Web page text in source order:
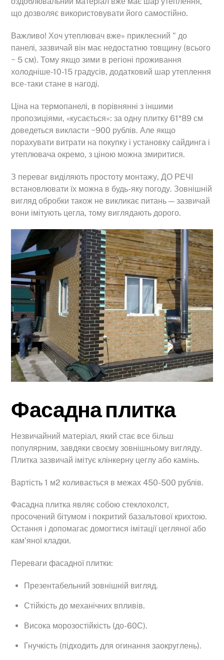
що дозволяє використовувати його самостійно.
Важливо! Хоч утеплювач вже» приклеєний ” до
панелі, зазвичай він має недостатню товщину (всього
~ 5 см). Тому якщо зими в регіоні проживання
холодніше-10-15 градусів, додатковий шар утеплення
все-таки стане в нагоді.
Ціна на термопанелі, в порівнянні з іншими
пропозиціями, «кусається»: за одну плитку 61*89 см
доведеться викласти ~900 рублів. Але якщо
порахувати витрати на покупку і установку сайдинга і
утеплювача окремо, з ціною можна змиритися.
З переваг виділяють простоту монтажу, ДО РЕЧІ
встановлювати їх можна в будь-яку погоду. Зовнішній
вигляд обробки також не викликає питань — зазвичай
вони імітують цегла, тому виглядають дорого.
Фасадна плитка
Незвичайний матеріал, який стає все більш
популярним, завдяки своєму зовнішньому вигляду.
Плитка зазвичай імітує клінкерну цеглу або камінь.
Вартість 1 м2 коливається в межах 450-500 рублів.
Фасадна плитка являє собою стеклохолст,
просочений бітумом і покритий базальтової крихтою.
Остання і допомагає домогтися імітації цегляної або
кам’яної кладки.
Переваги фасадної плитки:
Презентабельний зовнішній вигляд.
Стійкість до механічних впливів.
Висока морозостійкість (до-60С).
Гнучкість (підходить для огинання заокруглень).